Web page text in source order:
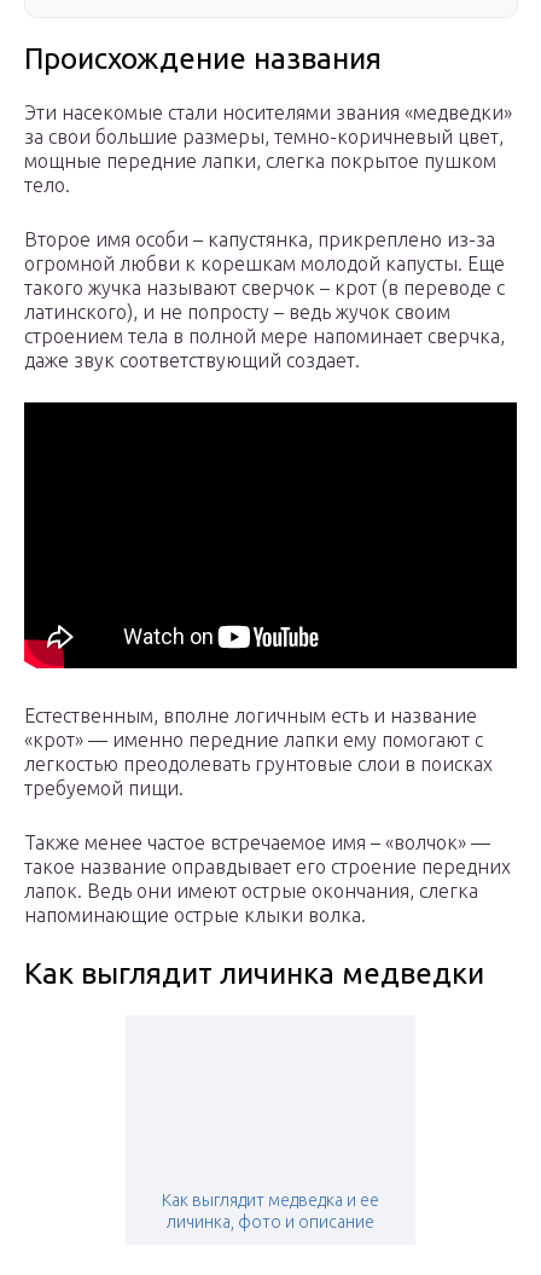
Происхождение названия
Эти насекомые стали носителями звания «медведки»
за свои большие размеры, темно-коричневый цвет,
мощные передние лапки, слегка покрытое пушком
тело.
Второе имя особи – капустянка, прикреплено из-за
огромной любви к корешкам молодой капусты. Еще
такого жучка называют сверчок – крот (в переводе с
латинского), и не попросту – ведь жучок своим
строением тела в полной мере напоминает сверчка,
даже звук соответствующий создает.
Естественным, вполне логичным есть и название
«крот» — именно передние лапки ему помогают с
легкостью преодолевать грунтовые слои в поисках
требуемой пищи.
Также менее частое встречаемое имя – «волчок» —
такое название оправдывает его строение передних
лапок. Ведь они имеют острые окончания, слегка
напоминающие острые клыки волка.
Как выглядит личинка медведки
Как выглядит медведка и ее
личинка, фото и описание